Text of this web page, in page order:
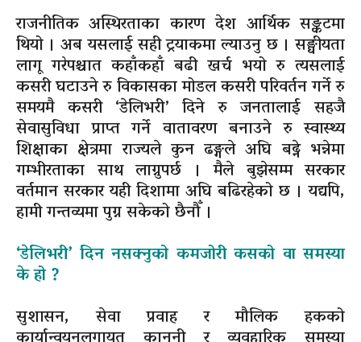
राजनीतिक अस्थिरताका कारण देश आर्थिक सङ्कटमा
थियो । अब यसलाई सही ट्रयाकमा ल्याउनु छ । सङ्घीयता
लागू गरेपश्चात कहाँकहाँ बढी खर्च भयो रु त्यसलाई
कसरी घटाउने रु विकासका मोडल कसरी परिवर्तन गर्ने रु
समयमै कसरी ‘डेलिभरी’ दिने रु जनतालाई सहजै
सेवासुविधा प्राप्त गर्ने वातावरण बनाउने रु स्वास्थ्य
शिक्षाका क्षेत्रमा राज्यले कुन ढङ्गले अघि बढ्ने भन्नेमा
गम्भीरताका साथ लाग्नुपर्छ । मैले बुझेसम्म सरकार
वर्तमान सरकार यही दिशामा अघि बढिरहेको छ । यद्यपि,
हामी गन्तव्यमा पुग्न सकेको छैनौँ ।
‘डेलिभरी’ दिन नसक्नुको कमजोरी कसको वा समस्या
के हो ?
सुशासन, सेवा प्रवाह र मौलिक हकको